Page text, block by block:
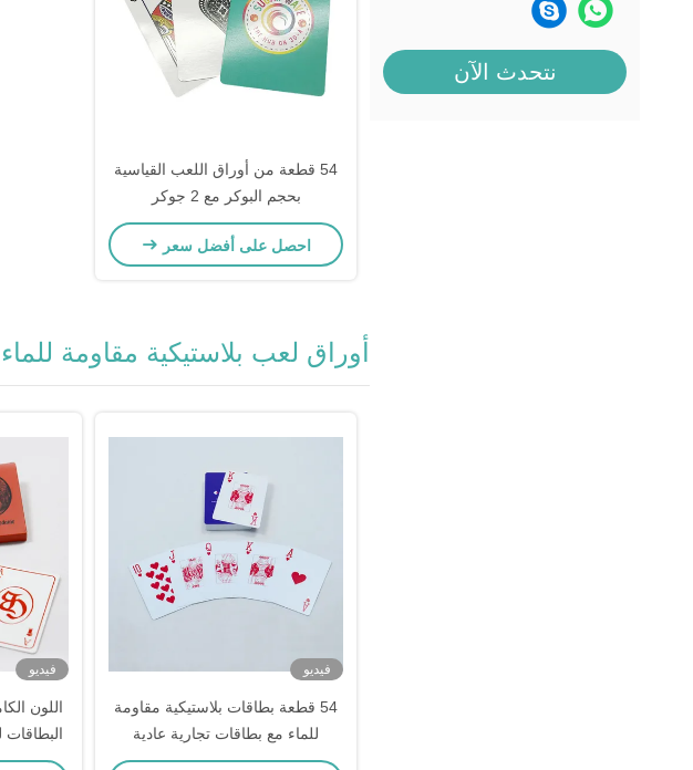
نتحدث الآن
54 قطعة من أوراق اللعب القياسية
بحجم البوكر مع 2 جوكر
احصل على أفضل سعر
أوراق لعب بلاستيكية مقاومة للماء
فيديو
54 قطعة بطاقات بلاستيكية مقاومة
للماء مع بطاقات تجارية عادية
فيديو
اللون
البطاقات